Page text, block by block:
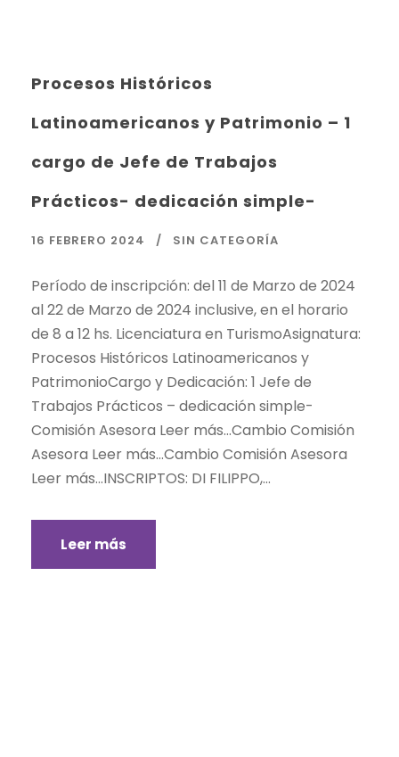
Procesos Históricos
Latinoamericanos y Patrimonio – 1
cargo de Jefe de Trabajos
Prácticos- dedicación simple-
16 FEBRERO 2024 SIN CATEGORÍA
Período de inscripción: del 11 de Marzo de 2024
al 22 de Marzo de 2024 inclusive, en el horario
de 8 a 12 hs. Licenciatura en TurismoAsignatura:
Procesos Históricos Latinoamericanos y
PatrimonioCargo y Dedicación: 1 Jefe de
Trabajos Prácticos – dedicación simple-
Comisión Asesora Leer más…Cambio Comisión
Asesora Leer más…Cambio Comisión Asesora
Leer más…INSCRIPTOS: DI FILIPPO,...
Leer más